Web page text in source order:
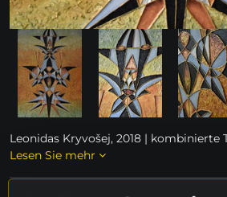
Leonidas Kryvošej, 2018 | kombinierte
Lesen Sie mehr